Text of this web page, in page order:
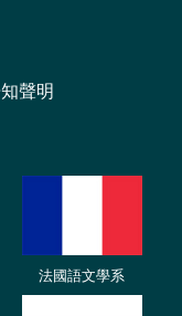
聲明
法國語文學系